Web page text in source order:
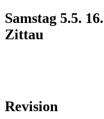
Samstag 5.5.
Zittau
Revision